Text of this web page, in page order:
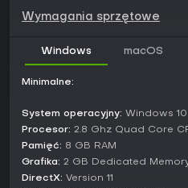
Na rok 2026 7 Days to Die
patchy, w tym wersji 2.0 z
system burz, progresję biomów
do edycji PC, dodając nową
Czy warto grać?
Wymagania sprzętowe
Windows macOS
Minimalne:
System operacyjny: Windows
Procesor: 2.8 Ghz Quad Core
Pamięć: 8 GB RAM
Grafika: 2 GB Dedicated
DirectX: Version 11